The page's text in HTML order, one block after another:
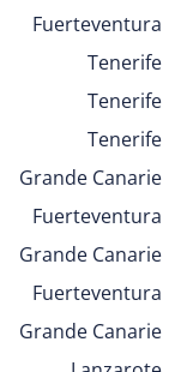
Fuerteventura
Tenerife
Tenerife
Tenerife
Grande Canarie
Fuerteventura
Grande Canarie
Fuerteventura
Grande Canarie